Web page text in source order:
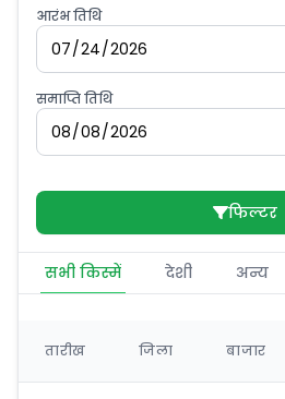
आरंभ तिथि
समाप्ति तिथि
फिल्टर
सभी किस्में देशी अन्य
तारीख जिला बाजार